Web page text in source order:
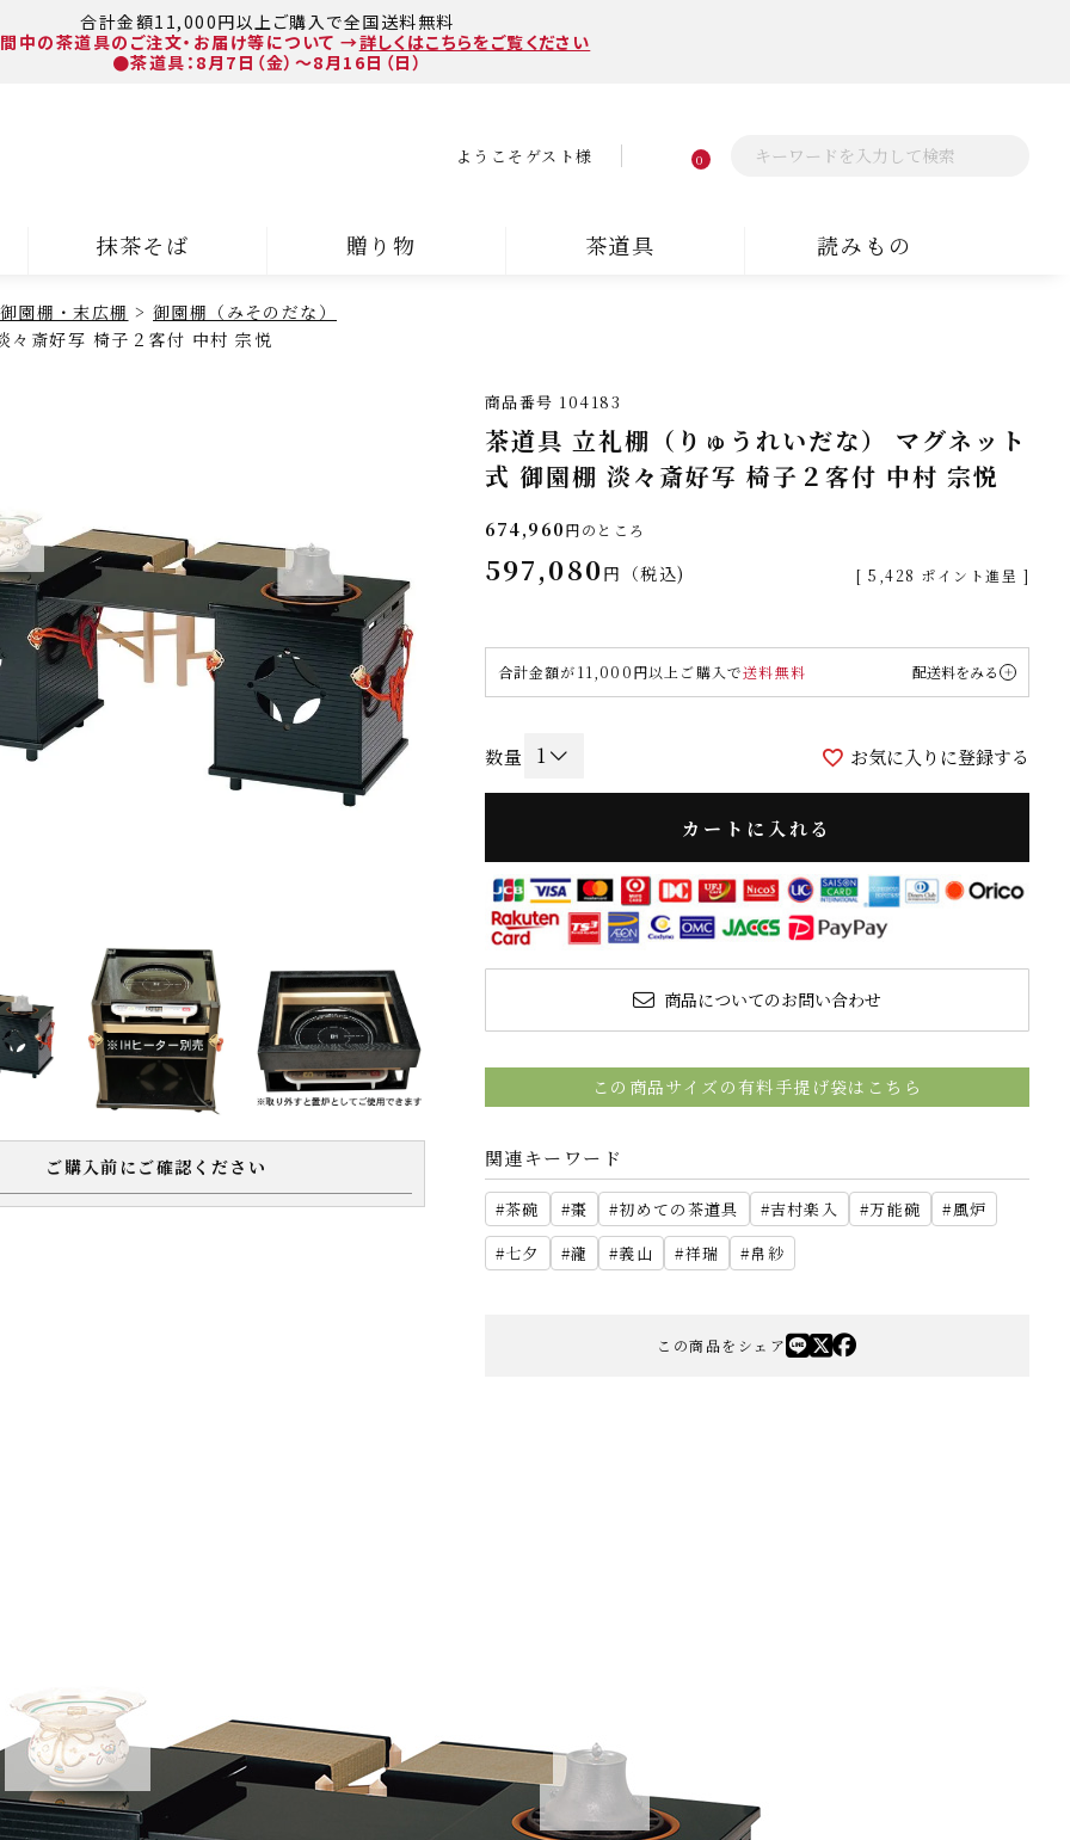
合計金額11,000円以上ご購入で全国送料無料
中の茶道具のご注文・お届け等について →詳しくはこちらをご覧ください
●茶道具：8月7日（金）～8月16日（日）
ようこそゲスト様 0
抹茶そば 贈り物 茶道具 読みもの
園棚・末広棚
御園棚（みそのだな）
々斎好写 椅子２客付 中村 宗悦
ご購入前にご確認ください
商品番号 104183
茶道具 立礼棚（りゅうれいだな） マグネット
式 御園棚 淡々斎好写 椅子２客付 中村 宗悦
674,960円のところ
597,080 税込 [ 5,428 ポイント進呈 ]
合計金額が11,000円以上ご購入で送料無料 配送料をみる
お気に入りに登録する
カートに入れる
商品についてのお問い合わせ
この商品サイズの有料手提げ袋はこちら
関連キーワード
茶碗 棗 初めての茶道具 吉村楽入 万能碗
風炉
七夕
瀧 義山 祥瑞 帛紗
この商品をシェア